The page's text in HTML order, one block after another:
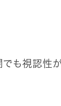
も視認性